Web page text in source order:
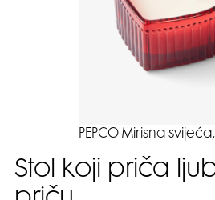
PEPCO Mirisna
Stol koji priča